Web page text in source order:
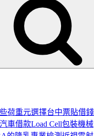
荷重元選擇台中票貼借錢
車借款Load Cell包裝機械